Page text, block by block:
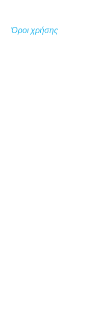
Όροι χρήσης